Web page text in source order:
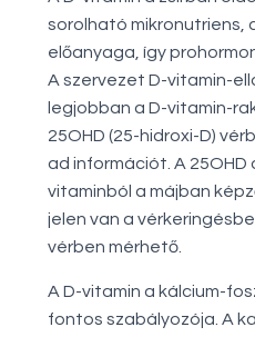
sorolható mikronutriens,
előanyaga, így
A szervezet D-vitamin-
legjobban a D-vitamin-
25OHD (25-hidroxi-D)
ad információt. A
vitaminból a májban
jelen van a
vérben mérhető.
A D-vitamin a kálcium-
fontos szabályozója. A